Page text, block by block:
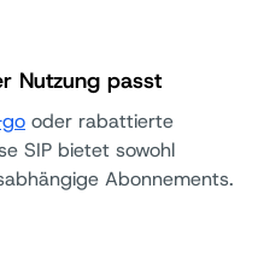
Nutzung passt
oder rabattierte
SIP bietet sowohl
Abonnements.